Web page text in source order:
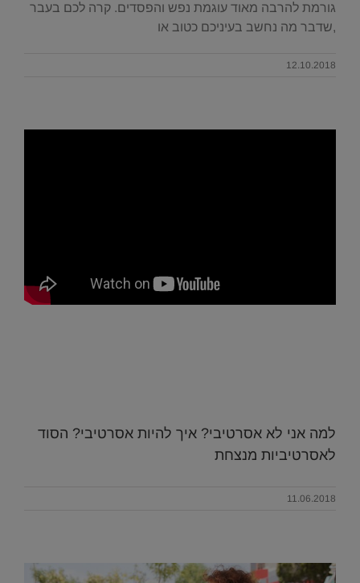
גורמת להרבה מאוד עוגמת נפש והפסדים. קרה לכם בעבר
,שדבר מה נחשב בעיניכם כטוב או
12.10.2018
למה אני לא אסרטיבי? איך להיות אסרטיבי? הסוד
לאסרטיביות מנצחת
11.06.2018